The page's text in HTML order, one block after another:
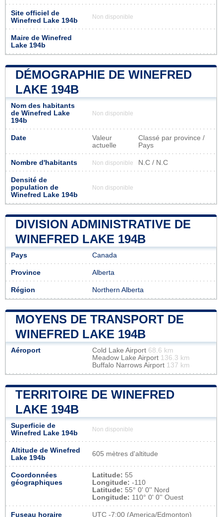
Site officiel de
Winefred Lake 194b
Non disponible
Maire de Winefred
Lake 194b
DÉMOGRAPHIE DE WINEFRED
LAKE 194B
Nom des habitants
de Winefred Lake
194b
Non disponible
Date
Valeur
actuelle
Classé par province /
Pays
Nombre d'habitants Non disponible N.C / N.C
Densité de
population de
Winefred Lake 194b
Non disponible
DIVISION ADMINISTRATIVE DE
WINEFRED LAKE 194B
Pays Canada
Province Alberta
Région Northern Alberta
MOYENS DE TRANSPORT DE
WINEFRED LAKE 194B
Aéroport Cold Lake Airport 68.6 km
Meadow Lake Airport 136.3 km
Buffalo Narrows Airport 137 km
TERRITOIRE DE WINEFRED
LAKE 194B
Superficie de
Winefred Lake 194b
Non disponible
Altitude de Winefred
Lake 194b
605 mètres d'altitude
Coordonnées
géographiques
Latitude: 55
Longitude: -110
Latitude: 55° 0' 0'' Nord
Longitude: 110° 0' 0'' Ouest
Fuseau horaire UTC -7:00 (America/Edmonton)